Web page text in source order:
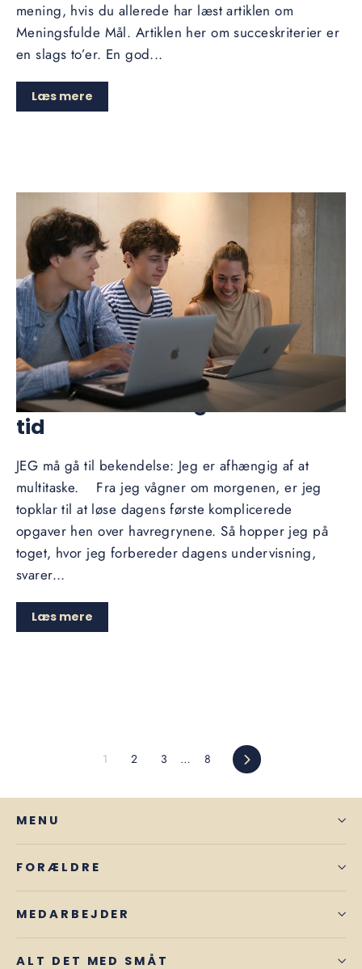
mening, hvis du allerede har læst artiklen om
Meningsfulde Mål. Artiklen her om succeskriterier er
en slags to’er. En god...
Læs mere
Prioriter din energi – ikke din
tid
JEG må gå til bekendelse: Jeg er afhængig af at
multitaske. Fra jeg vågner om morgenen, er jeg
topklar til at løse dagens første komplicerede
opgaver hen over havregrynene. Så hopper jeg på
toget, hvor jeg forbereder dagens undervisning,
svarer...
Læs mere
1 2 3 … 8 Næste
MENU
FORÆLDRE
MEDARBEJDER
ALT DET MED SMÅT